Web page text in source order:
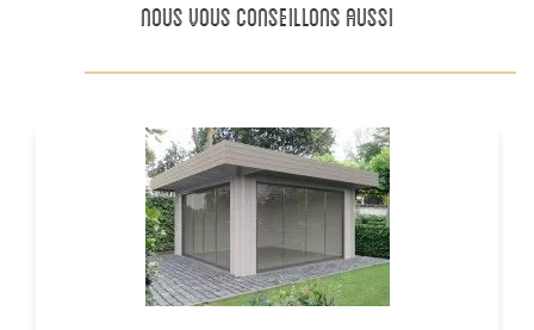
NOUS VOUS CONSEILLONS AUSSI